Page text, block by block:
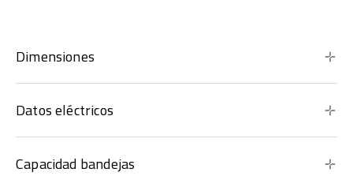
Dimensiones
Datos eléctricos
Capacidad bandejas